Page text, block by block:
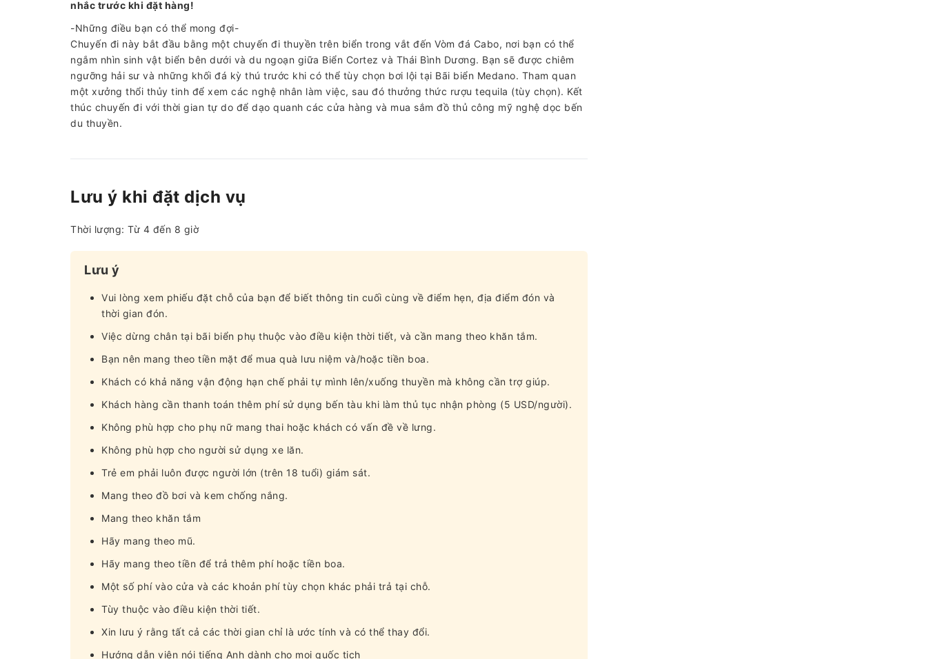
nhắc trước khi đặt hàng!
-Những điều bạn có thể mong đợi-
Chuyến đi này bắt đầu bằng một chuyến đi thuyền trên biển trong vắt đến Vòm đá Cabo, nơi bạn có thể
ngắm nhìn sinh vật biển bên dưới và du ngoạn giữa Biển Cortez và Thái Bình Dương. Bạn sẽ được chiêm
ngưỡng hải sư và những khối đá kỳ thú trước khi có thể tùy chọn bơi lội tại Bãi biển Medano. Tham quan
một xưởng thổi thủy tinh để xem các nghệ nhân làm việc, sau đó thưởng thức rượu tequila (tùy chọn). Kết
thúc chuyến đi với thời gian tự do để dạo quanh các cửa hàng và mua sắm đồ thủ công mỹ nghệ dọc bến
du thuyền.
Lưu ý khi đặt dịch vụ
Thời lượng: Từ 4 đến 8 giờ
Lưu ý
Vui lòng xem phiếu đặt chỗ của bạn để biết thông tin cuối cùng về điểm hẹn, địa điểm đón và
thời gian đón.
Việc dừng chân tại bãi biển phụ thuộc vào điều kiện thời tiết, và cần mang theo khăn tắm.
Bạn nên mang theo tiền mặt để mua quà lưu niệm và/hoặc tiền boa.
Khách có khả năng vận động hạn chế phải tự mình lên/xuống thuyền mà không cần trợ giúp.
Khách hàng cần thanh toán thêm phí sử dụng bến tàu khi làm thủ tục nhận phòng (5 USD/người).
Không phù hợp cho phụ nữ mang thai hoặc khách có vấn đề về lưng.
Không phù hợp cho người sử dụng xe lăn.
Trẻ em phải luôn được người lớn (trên 18 tuổi) giám sát.
Mang theo đồ bơi và kem chống nắng.
Mang theo khăn tắm
Hãy mang theo mũ.
Hãy mang theo tiền để trả thêm phí hoặc tiền boa.
Một số phí vào cửa và các khoản phí tùy chọn khác phải trả tại chỗ.
Tùy thuộc vào điều kiện thời tiết.
Xin lưu ý rằng tất cả các thời gian chỉ là ước tính và có thể thay đổi.
Hướng dẫn viên nói tiếng Anh dành cho mọi quốc tịch